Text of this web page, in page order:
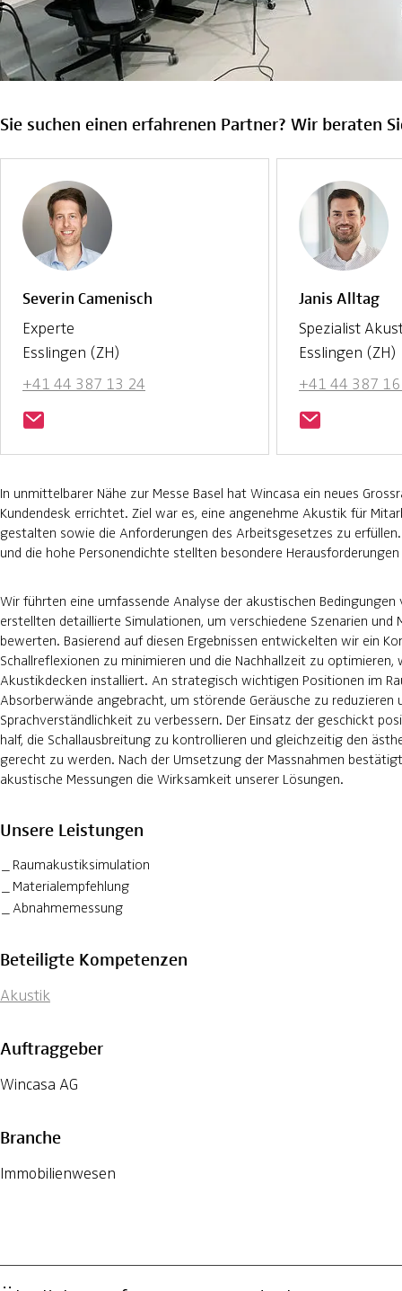
Sie suchen einen erfahrenen Partner? Wir beraten
Severin Camenisch
Experte
Esslingen (ZH)
+41 44 387 13 24
Janis Alltag
Spezialist
Esslingen (ZH)
+41 44 387
In unmittelbarer Nähe zur Messe Basel hat Wincasa ein neues
Kundendesk errichtet. Ziel war es, eine angenehme Akustik für
gestalten sowie die Anforderungen des Arbeitsgesetzes zu
und die hohe Personendichte stellten besondere
Wir führten eine umfassende Analyse der akustischen Bedingungen
erstellten detaillierte Simulationen, um verschiedene Szenarien und
bewerten. Basierend auf diesen Ergebnissen entwickelten wir ein
Schallreflexionen zu minimieren und die Nachhallzeit zu optimieren,
Akustikdecken installiert. An strategisch wichtigen Positionen im
Absorberwände angebracht, um störende Geräusche zu reduzieren
Sprachverständlichkeit zu verbessern. Der Einsatz der geschickt
half, die Schallausbreitung zu kontrollieren und gleichzeitig den
gerecht zu werden. Nach der Umsetzung der Massnahmen
akustische Messungen die Wirksamkeit unserer Lösungen.
Unsere Leistungen
Raumakustiksimulation
Materialempfehlung
Abnahmemessung
Beteiligte Kompetenzen
Akustik
Auftraggeber
Wincasa AG
Branche
Immobilienwesen